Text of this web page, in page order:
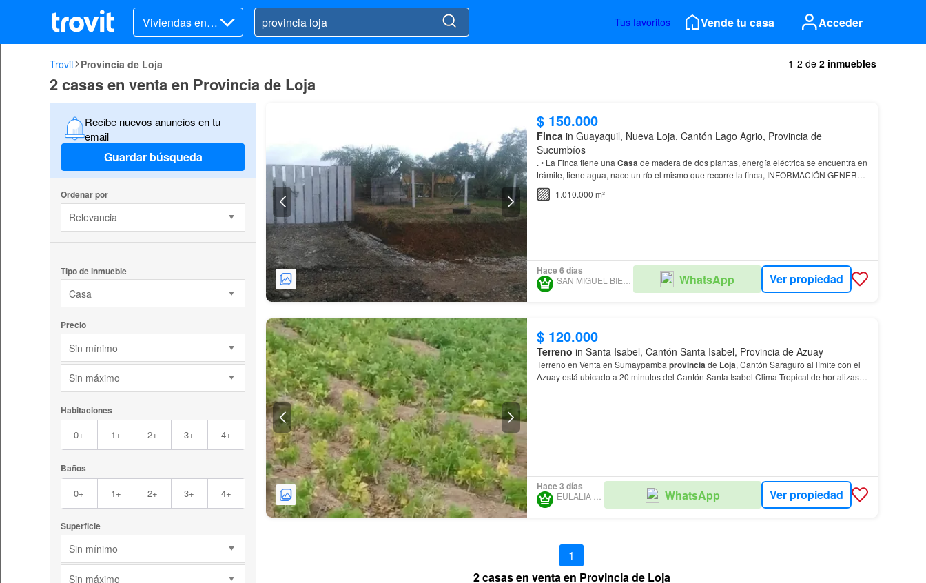
Viviendas en v
enta
Tus favoritos Vende tu casa Acceder
Trovit Provincia de Loja 1-2 de 2 inmuebles
2 casas en venta en Provincia de Loja
Recibe nuevos anuncios en tu
email
Guardar búsqueda
Ordenar por
Relevancia
Tipo de inmueble
Casa
Precio
Sin mínimo
Sin máximo
Habitaciones
0+ 1+ 2+ 3+ 4+
Baños
0+ 1+ 2+ 3+ 4+
Superficie
Sin mínimo
Sin máximo
$ 150.000
Fincain Guayaquil, Nueva Loja, Cantón Lago Agrio, Provincia de
Sucumbíos
. • La Finca tiene una Casade madera de dos plantas, energía eléctrica se encuentra en
trámite, tiene agua, nace un río el mismo que recorre la finca, INFORMACIÓN GENERAL
DEL INMUEBLE: Tipo de Inmueble: Finca Agrícola en Pro…
1.010.000 m²
Hace 6 días
SAN MIGUEL BIENES RAÍCES WhatsApp Ver propiedad
$ 120.000
Terreno in Santa Isabel, Cantón Santa Isabel, Provincia de Azuay
Terreno en Venta en Sumaypamba provinciade Loja, Cantón Saraguro al límite con el
Azuay está ubicado a 20 minutos del Cantón Santa Isabel Clima Tropical de hortalizas y
Hace 3 días
EULALIA NAREA WhatsApp Ver propiedad
1
2 casas en venta en Provincia de Loja